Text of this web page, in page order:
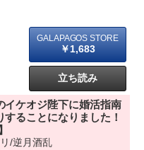
￥1,683
立ち読み
イケオジ陛下に婚活指南
することになりました！
/逆月酒乱